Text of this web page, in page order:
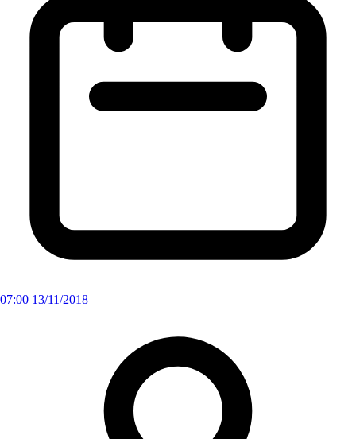
07:00 13/11/2018